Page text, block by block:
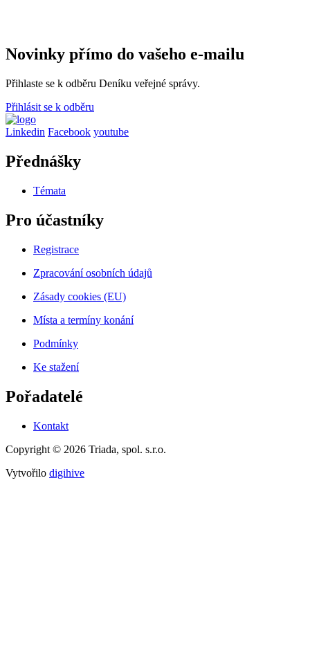
Novinky přímo do vašeho e-mailu
Přihlaste se k odběru Deníku veřejné správy.
Přihlásit se k odběru
Linkedin Facebook youtube
Přednášky
Témata
Pro účastníky
Registrace
Zpracování osobních údajů
Zásady cookies (EU)
Místa a termíny konání
Podmínky
Ke stažení
Pořadatelé
Kontakt
Copyright © 2026 Triada, spol. s.r.o.
Vytvořilo digihive